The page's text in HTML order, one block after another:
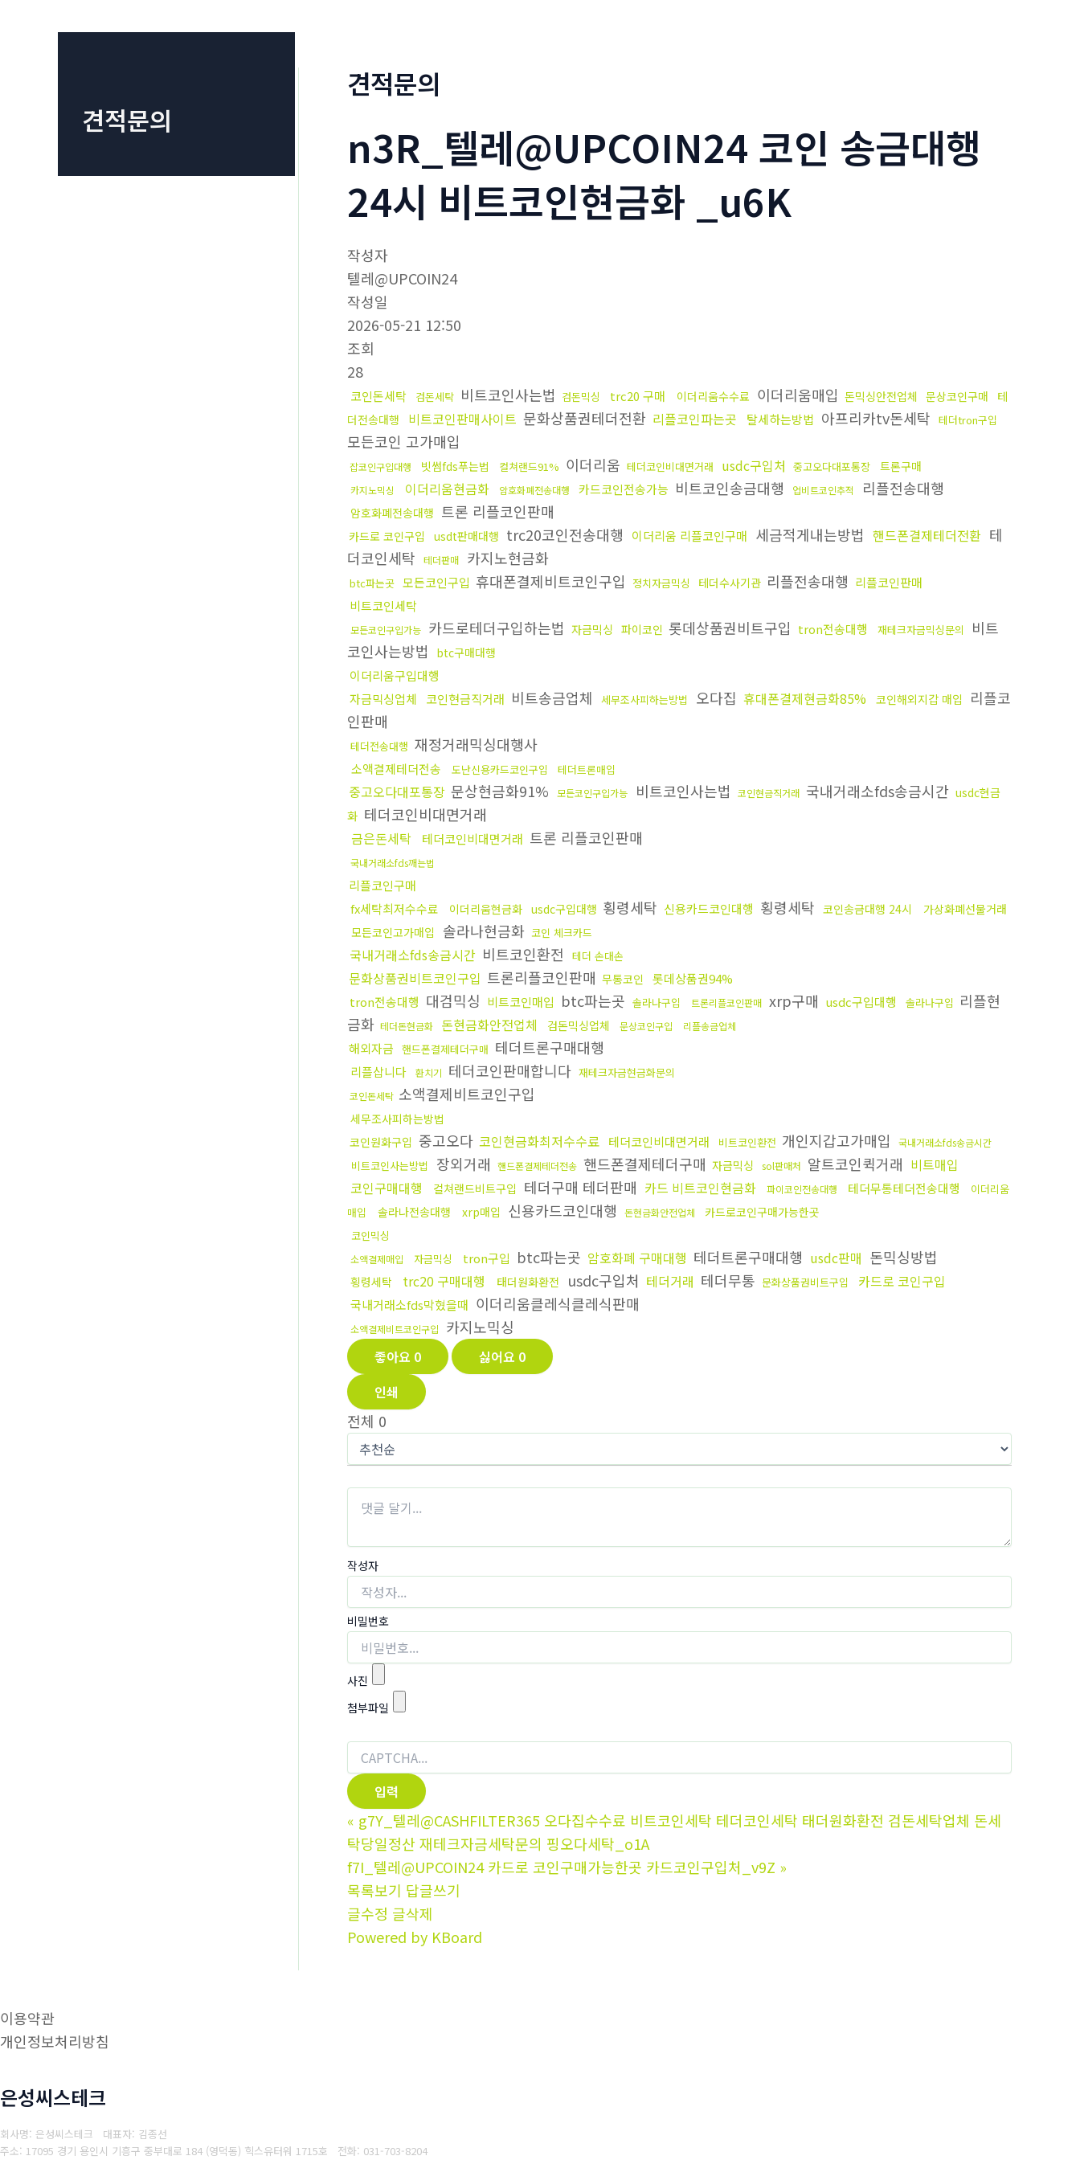
견적문의
견적문의
n3R_텔레@UPCOIN24 코인 송금대행
24시 비트코인현금화 _u6K
작성자
텔레@UPCOIN24
작성일
2026-05-21 12:50
조회
28
코인돈세탁 검돈세탁 비트코인사는법 검돈믹싱 trc20 구매 이더리움수수료 이더리움매입 돈믹싱안전업체 문상코인구매
테
더전송대행
비트코인판매사이트 문화상품권테더전환 리플코인파는곳 탈세하는방법 아프리카tv돈세탁 테더tron구입
모든코인 고가매입
잡코인구입대행 빗썸fds푸는법 컬쳐랜드91% 이더리움 테더코인비대면거래 usdc구입처 중고오다대포통장 트론구매
카지노믹싱 이더리움현금화 암호화폐전송대행 카드코인전송가능 비트코인송금대행 업비트코인추적 리플전송대행
암호화폐전송대행 트론 리플코인판매
카드로 코인구입 usdt판매대행 trc20코인전송대행 이더리움 리플코인구매 세금적게내는방법 핸드폰결제테더전환 테
더코인세탁
테더판매 카지노현금화
btc파는곳 모든코인구입 휴대폰결제비트코인구입 정치자금믹싱 테더수사기관 리플전송대행 리플코인판매
비트코인세탁
모든코인구입가능 카드로테더구입하는법 자금믹싱 파이코인 롯데상품권비트구입 tron전송대행 재테크자금믹싱문의
비트
코인사는방법
btc구매대행
이더리움구입대행
자금믹싱업체
코인현금직거래 비트송금업체 세무조사피하는방법 오다집 휴대폰결제현금화85% 코인해외지갑 매입
리플코
인판매
테더전송대행 재정거래믹싱대행사
소액결제테더전송 도난신용카드코인구입 테더트론매입
중고오다대포통장 문상현금화91% 모든코인구입가능 비트코인사는법 코인현금직거래 국내거래소fds송금시간 usdc현금
화 테더코인비대면거래
금은돈세탁 테더코인비대면거래 트론 리플코인판매
국내거래소fds깨는법
리플코인구매
fx세탁최저수수료
이더리움현금화 usdc구입대행 횡령세탁 신용카드코인대행 횡령세탁 코인송금대행 24시
가상화폐선물거래
모든코인고가매입
솔라나현금화 코인 체크카드
국내거래소fds송금시간 비트코인환전 테더 손대손
문화상품권비트코인구입 트론리플코인판매 무통코인
롯데상품권94%
tron전송대행 대검믹싱 비트코인매입 btc파는곳 솔라나구입 트론리플코인판매 xrp구매 usdc구입대행 솔라나구입 리플현
금화 테더돈현금화 돈현금화안전업체 검돈믹싱업체 문상코인구입 리플송금업체
해외자금 핸드폰결제테더구매 테더트론구매대행
리플삽니다 환치기 테더코인판매합니다 재테크자금현금화문의
코인돈세탁 소액결제비트코인구입
세무조사피하는방법
코인원화구입 중고오다 코인현금화최저수수료 테더코인비대면거래 비트코인환전 개인지갑고가매입 국내거래소fds송금시간
비트코인사는방법 장외거래 핸드폰결제테더전송 핸드폰결제테더구매 자금믹싱 sol판매처 알트코인퀵거래 비트매입
코인구매대행
컬쳐랜드비트구입 테더구매 테더판매 카드 비트코인현금화 파이코인전송대행 테더무통테더전송대행
이더리움
매입
솔라나전송대행 xrp매입 신용카드코인대행 돈현금화안전업체 카드로코인구매가능한곳
코인믹싱
소액결제매입 자금믹싱 tron구입 btc파는곳 암호화폐 구매대행 테더트론구매대행 usdc판매 돈믹싱방법
횡령세탁 trc20 구매대행 태더원화환전 usdc구입처 테더거래 테더무통 문화상품권비트구입 카드로 코인구입
국내거래소fds막혔을때 이더리움클레식클레식판매
소액결제비트코인구입 카지노믹싱
좋아요 0 싫어요 0
인쇄
전체 0
작성자
비밀번호
사진
첨부파일
« g7Y_텔레@CASHFILTER365 오다집수수료 비트코인세탁 테더코인세탁 태더원화환전 검돈세탁업체 돈세
탁당일정산 재테크자금세탁문의 핑오다세탁_o1A
f7I_텔레@UPCOIN24 카드로 코인구매가능한곳 카드코인구입처_v9Z »
목록보기 답글쓰기
글수정 글삭제
Powered by KBoard
이용약관
개인정보처리방침
은성씨스테크
회사명: 은성씨스테크 대표자: 김종선
주소: 17095 경기 용인시 기흥구 중부대로 184 (영덕동) 힉스유터워 1715호 전화: 031-703-8204